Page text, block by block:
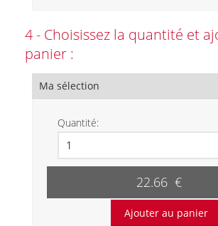
4 - Choisissez la quantité et
panier :
Ma sélection
Quantité:
22.66 €